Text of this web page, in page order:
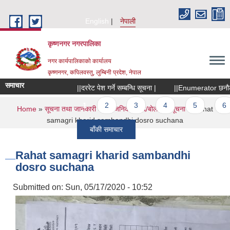
English
नेपाली
कृष्णनगर नगरपालिका
नगर कार्यपालिकाको कार्यालय
कृष्णनगर, कपिलवस्तु, लुम्बिनी प्रदेश, नेपाल
समाचार ||दररेट पेश गर्ने सम्बन्धि सूचना | ||Enumerator छनौटका
Pages
1 2 3 4 5 6
बाँकी समाचार
You are here
Home » सूचना तथा जानकारी» सार्वजनिक खरिद/बोलपत्र सूचना» Rahat
samagri kharid sambandhi dosro suchana
Rahat samagri kharid sambandhi
dosro suchana
Submitted on: Sun, 05/17/2020 - 10:52